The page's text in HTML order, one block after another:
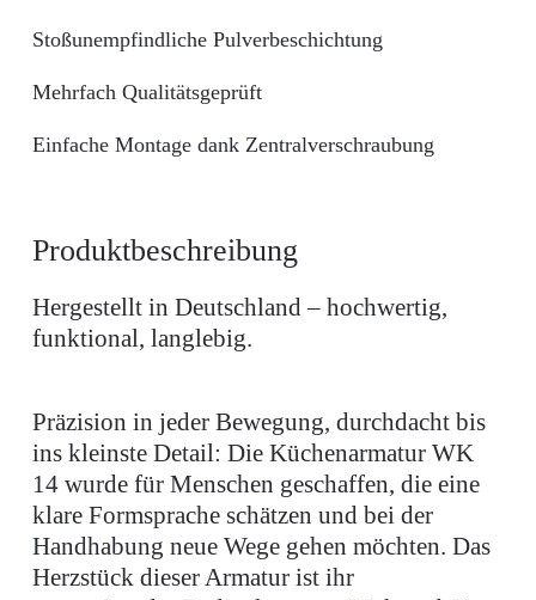
Produktbeschreibung
Hergestellt in Deutschland – hochwertig,
funktional, langlebig.
Präzision in jeder Bewegung, durchdacht bis
ins kleinste Detail: Die Küchenarmatur WK
14 wurde für Menschen geschaffen, die eine
klare Formsprache schätzen und bei der
Handhabung neue Wege gehen möchten. Das
Herzstück dieser Armatur ist ihr
Stoßunempfindliche Pulverbeschichtung
Mehrfach Qualitätsgeprüft
Einfache Montage dank Zentralverschraubung